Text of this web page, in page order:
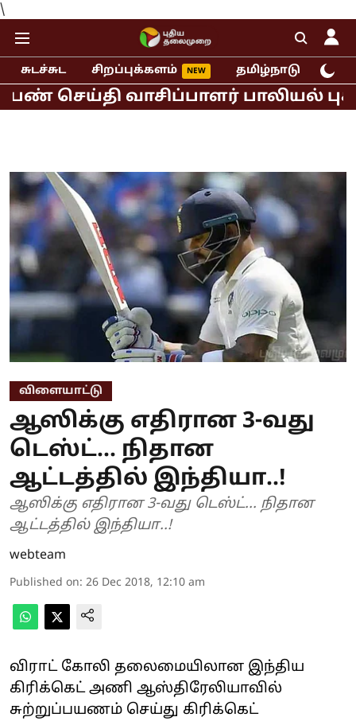
\
சுடச்சுட சிறப்புக்களம் தமிழ்நாடு
வாசிப்பாளர் பாலியல் புகார்!
விளையாட்டு
ஆஸிக்கு எதிரான 3-வது
டெஸ்ட்... நிதான
ஆட்டத்தில் இந்தியா..!
ஆஸிக்கு எதிரான 3-வது டெஸ்ட்... நிதான
ஆட்டத்தில் இந்தியா..!
webteam
Published on: 26 Dec 2018, 12:10 am
விராட் கோலி தலைமையிலான இந்திய
கிரிக்கெட் அணி ஆஸ்திரேலியாவில்
சுற்றுப்பயணம் செய்து கிரிக்கெட்